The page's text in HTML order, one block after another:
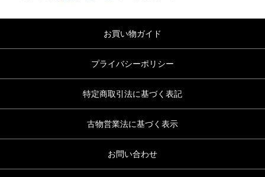
お買い物ガイド
プライバシーポリシー
特定商取引法に基づく表記
古物営業法に基づく表示
お問い合わせ